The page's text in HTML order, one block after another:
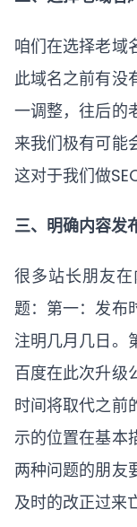
咱们在选择老域
此域名之前有没
一调整，往后的
来我们极有可能
这对于我们做
三、明确内容发
很多站长朋友
题：第一：发布
注明几月几日。
百度在此次升级
时间将取代之前
示的位置在基本
两种问题的朋友
及时的改正过来